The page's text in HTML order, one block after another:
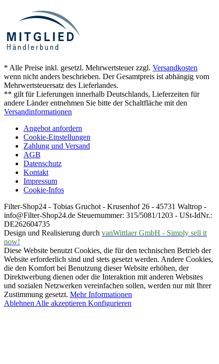
* Alle Preise inkl. gesetzl. Mehrwertsteuer zzgl. Versandkosten
wenn nicht anders beschrieben. Der Gesamtpreis ist abhängig vom
Mehrwertsteuersatz des Lieferlandes.
** gilt für Lieferungen innerhalb Deutschlands, Lieferzeiten für
andere Länder entnehmen Sie bitte der Schaltfläche mit den
Versandinformationen
Angebot anfordern
Cookie-Einstellungen
Zahlung und Versand
AGB
Datenschutz
Kontakt
Impressum
Cookie-Infos
Filter-Shop24 - Tobias Gruchot - Krusenhof 26 - 45731 Waltrop -
info@Filter-Shop24.de Steuernummer: 315/5081/1203 - USt-IdNr.:
DE262604735
Design und Realisierung durch vanWittlaer GmbH - Simply sell it
now!
Diese Website benutzt Cookies, die für den technischen Betrieb der
Website erforderlich sind und stets gesetzt werden. Andere Cookies,
die den Komfort bei Benutzung dieser Website erhöhen, der
Direktwerbung dienen oder die Interaktion mit anderen Websites
und sozialen Netzwerken vereinfachen sollen, werden nur mit Ihrer
Zustimmung gesetzt. Mehr Informationen
Ablehnen Alle akzeptieren Konfigurieren